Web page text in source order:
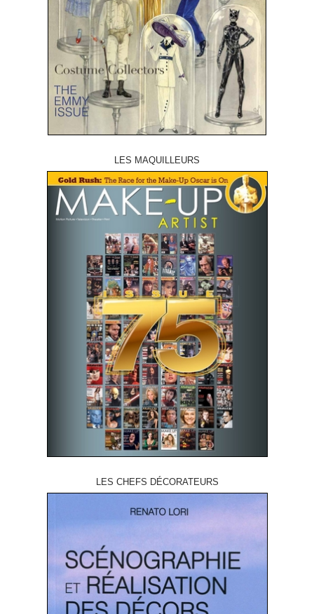
LES MAQUILLEURS
LES CHEFS DÉCORATEURS